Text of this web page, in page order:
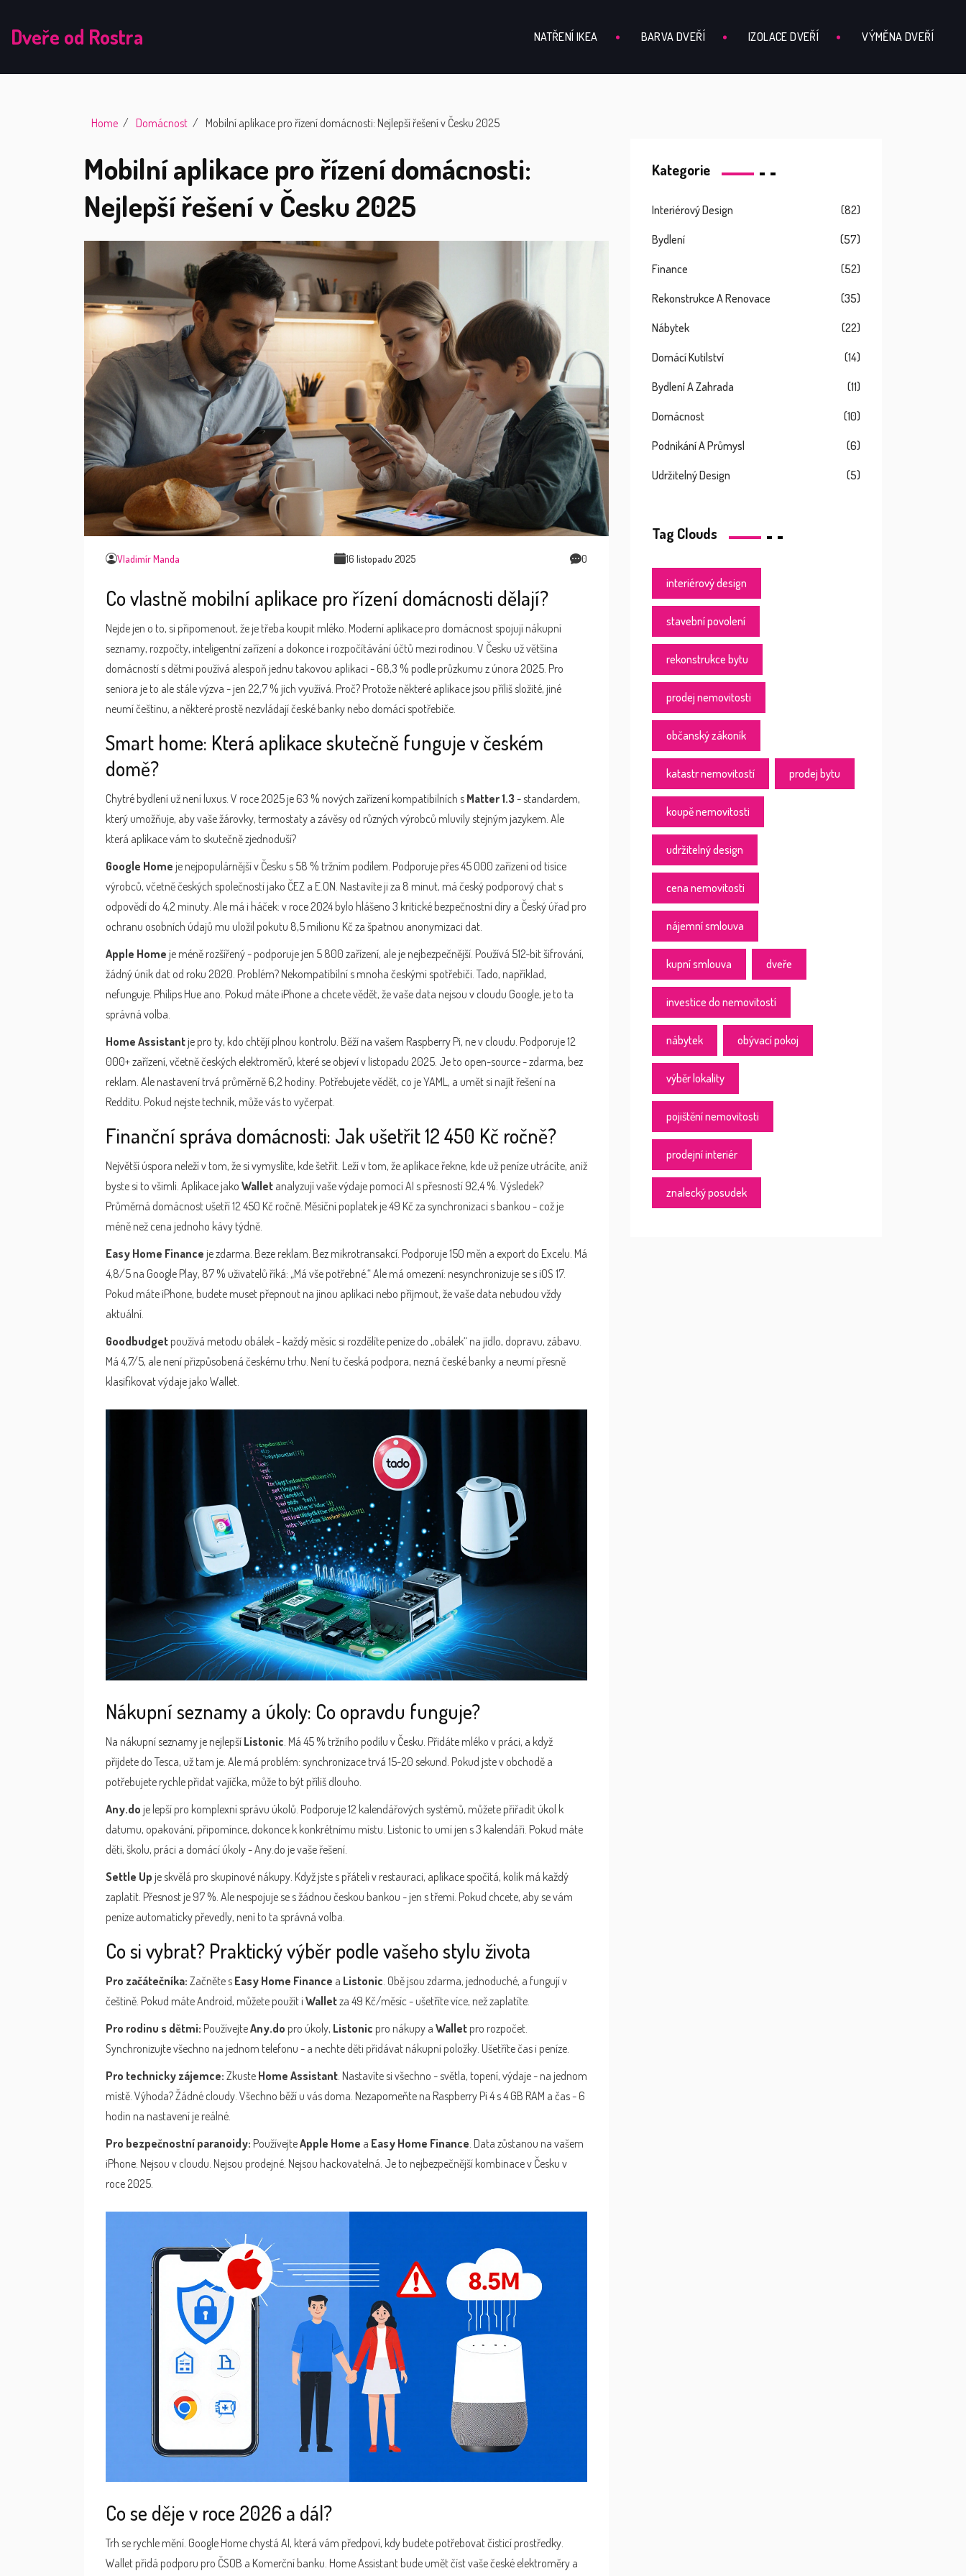
Dveře od Rostra NATŘENÍ IKEA BARVA DVEŘÍ IZOLACE DVEŘÍ VÝMĚNA DVEŘÍ
Home Domácnost Mobilní aplikace pro řízení domácnosti: Nejlepší řešení v Česku 2025
Mobilní aplikace pro řízení domácnosti:
Nejlepší řešení v Česku 2025
Vladimír Manda 16 listopadu 2025 0
Co vlastně mobilní aplikace pro řízení domácnosti dělají?
Nejde jen o to, si připomenout, že je třeba koupit mléko. Moderní aplikace pro domácnost spojují nákupní
seznamy, rozpočty, inteligentní zařízení a dokonce i rozpočítávání účtů mezi rodinou. V Česku už většina
domácností s dětmi používá alespoň jednu takovou aplikaci - 68,3 % podle průzkumu z února 2025. Pro
seniora je to ale stále výzva - jen 22,7 % jich využívá. Proč? Protože některé aplikace jsou příliš složité, jiné
neumí češtinu, a některé prostě nezvládají české banky nebo domácí spotřebiče.
Smart home: Která aplikace skutečně funguje v českém
domě?
Chytré bydlení už není luxus. V roce 2025 je 63 % nových zařízení kompatibilních s Matter 1.3 - standardem,
který umožňuje, aby vaše žárovky, termostaty a závěsy od různých výrobců mluvily stejným jazykem. Ale
která aplikace vám to skutečně zjednoduší?
Google Home je nejpopulárnější v Česku s 58 % tržním podílem. Podporuje přes 45 000 zařízení od tisíce
výrobců, včetně českých společností jako ČEZ a E.ON. Nastavíte ji za 8 minut, má český podporový chat s
odpovědí do 4,2 minuty. Ale má i háček: v roce 2024 bylo hlášeno 3 kritické bezpečnostní díry a Český úřad pro
ochranu osobních údajů mu uložil pokutu 8,5 milionu Kč za špatnou anonymizaci dat.
Apple Home je méně rozšířený - podporuje jen 5 800 zařízení, ale je nejbezpečnější. Používá 512-bit šifrování,
žádný únik dat od roku 2020. Problém? Nekompatibilní s mnoha českými spotřebiči. Tado, například,
nefunguje. Philips Hue ano. Pokud máte iPhone a chcete vědět, že vaše data nejsou v cloudu Google, je to ta
správná volba.
Home Assistant je pro ty, kdo chtějí plnou kontrolu. Běží na vašem Raspberry Pi, ne v cloudu. Podporuje 12
000+ zařízení, včetně českých elektroměrů, které se objeví v listopadu 2025. Je to open-source - zdarma, bez
reklam. Ale nastavení trvá průměrně 6,2 hodiny. Potřebujete vědět, co je YAML, a umět si najít řešení na
Redditu. Pokud nejste technik, může vás to vyčerpat.
Finanční správa domácnosti: Jak ušetřit 12 450 Kč ročně?
Největší úspora neleží v tom, že si vymyslíte, kde šetřit. Leží v tom, že aplikace řekne, kde už peníze utrácíte, aniž
byste si to všimli. Aplikace jako Wallet analyzují vaše výdaje pomocí AI s přesností 92,4 %. Výsledek?
Průměrná domácnost ušetří 12 450 Kč ročně. Měsíční poplatek je 49 Kč za synchronizaci s bankou - což je
méně než cena jednoho kávy týdně.
Easy Home Finance je zdarma. Beze reklam. Bez mikrotransakcí. Podporuje 150 měn a export do Excelu. Má
4,8/5 na Google Play, 87 % uživatelů říká: „Má vše potřebné.“ Ale má omezení: nesynchronizuje se s iOS 17.
Pokud máte iPhone, budete muset přepnout na jinou aplikaci nebo přijmout, že vaše data nebudou vždy
aktuální.
Goodbudget používá metodu obálek - každý měsíc si rozdělíte peníze do „obálek“ na jídlo, dopravu, zábavu.
Má 4,7/5, ale není přizpůsobená českému trhu. Není tu česká podpora, nezná české banky a neumí přesně
klasifikovat výdaje jako Wallet.
Nákupní seznamy a úkoly: Co opravdu funguje?
Na nákupní seznamy je nejlepší Listonic . Má 45 % tržního podílu v Česku. Přidáte mléko v práci, a když
přijdete do Tesca, už tam je. Ale má problém: synchronizace trvá 15-20 sekund. Pokud jste v obchodě a
potřebujete rychle přidat vajíčka, může to být příliš dlouho.
Any.do je lepší pro komplexní správu úkolů. Podporuje 12 kalendářových systémů, můžete přiřadit úkol k
datumu, opakování, připomínce, dokonce k konkrétnímu místu. Listonic to umí jen s 3 kalendáři. Pokud máte
děti, školu, práci a domácí úkoly - Any.do je vaše řešení.
Settle Up je skvělá pro skupinové nákupy. Když jste s přáteli v restauraci, aplikace spočítá, kolik má každý
zaplatit. Přesnost je 97 %. Ale nespojuje se s žádnou českou bankou - jen s třemi. Pokud chcete, aby se vám
peníze automaticky převedly, není to ta správná volba.
Co si vybrat? Praktický výběr podle vašeho stylu života
Pro začátečníka: Začněte s Easy Home Finance a Listonic . Obě jsou zdarma, jednoduché, a fungují v
češtině. Pokud máte Android, můžete použít i Walletza 49 Kč/měsíc - ušetříte více, než zaplatíte.
Pro rodinu s dětmi: PoužívejteAny.do pro úkoly, Listonic pro nákupy a Wallet pro rozpočet.
Synchronizujte všechno na jednom telefonu - a nechte děti přidávat nákupní položky. Ušetříte čas i peníze.
Pro technicky zájemce: Zkuste Home Assistant . Nastavíte si všechno - světla, topení, výdaje - na jednom
místě. Výhoda? Žádné cloudy. Všechno běží u vás doma. Nezapomeňte na Raspberry Pi 4 s 4 GB RAM a čas - 6
hodin na nastavení je reálné.
Pro bezpečnostní paranoidy: PoužívejteApple Home a Easy Home Finance . Data zůstanou na vašem
iPhone. Nejsou v cloudu. Nejsou prodejné. Nejsou hackovatelná. Je to nejbezpečnější kombinace v Česku v
roce 2025.
Co se děje v roce 2026 a dál?
Trh se rychle mění. Google Home chystá AI, která vám předpoví, kdy budete potřebovat čisticí prostředky.
Wallet přidá podporu pro ČSOB a Komerční banku. Home Assistant bude umět číst vaše české elektroměry a
Kategorie
Interiérový Design (82)
Bydlení (57)
Finance (52)
Rekonstrukce A Renovace (35)
Nábytek (22)
Domácí Kutilství (14)
Bydlení A Zahrada (11)
Domácnost (10)
Podnikání A Průmysl (6)
Udržitelný Design (5)
Tag Clouds
interiérový design
stavební povolení
rekonstrukce bytu
prodej nemovitosti
občanský zákoník
katastr nemovitostí prodej bytu
koupě nemovitosti
udržitelný design
cena nemovitosti
nájemní smlouva
kupní smlouva dveře
investice do nemovitostí
nábytek obývací pokoj
výběr lokality
pojištění nemovitosti
prodejní interiér
znalecký posudek